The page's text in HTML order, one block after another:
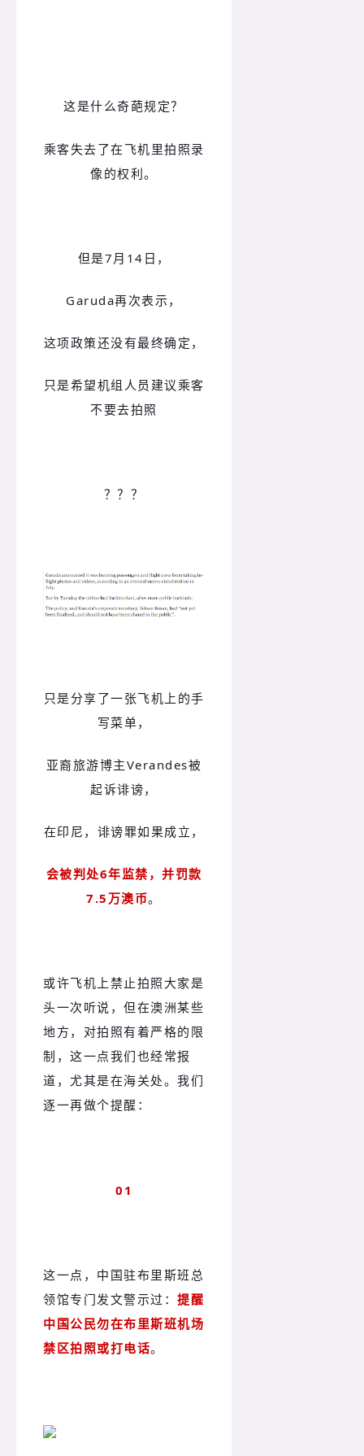
这是什么奇葩规定？
乘客失去了在飞机里拍照录
像的权利。
但是7月14日，
Garuda再次表示，
这项政策还没有最终确定，
只是希望机组人员建议乘客
不要去拍照
？？？
只是分享了一张飞机上的手
写菜单，
亚裔旅游博主Verandes被
起诉诽谤，
在印尼，诽谤罪如果成立，
会被判处6年监禁，并罚款
7.5万澳币。
或许飞机上禁止拍照大家是
头一次听说，但在澳洲某些
地方，对拍照有着严格的限
制，这一点我们也经常报
道，尤其是在海关处。我们
逐一再做个提醒：
01
这一点，中国驻布里斯班总
领馆专门发文警示过： 提醒
中国公民勿在布里斯班机场
禁区拍照或打电话。